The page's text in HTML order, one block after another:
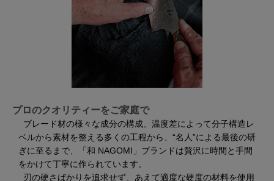
プロのクオリティーをご家庭で
ブレード材の様々な成分の構成、温度差によって分子構造レ
ベルから素材を整える多くの工程から、“名人”による最後の研
ぎに至るまで、「和 NAGOMI」ブランドは贅沢に時間と手間
をかけて丁寧に作られています。
刃の硬さばかりを追求せず、あえて適度な硬度の材料を使用